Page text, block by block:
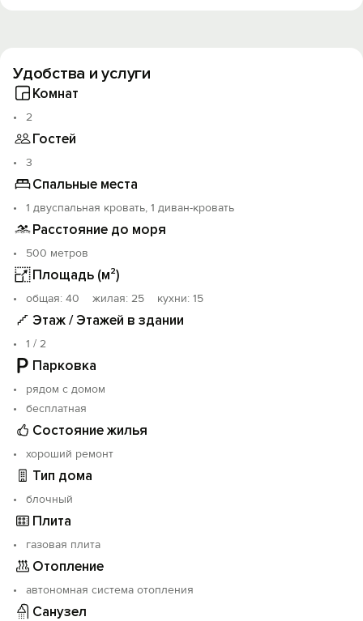
Принимаем с животными по согласованию. При
возврат, породу и вид.
Расчетное время заезда после 14:00 выезд до 11:00.
Удобства и услуги
Комнат
2
Гостей
3
Спальные места
1 двуспальная кровать, 1 диван-кровать
Расстояние до моря
500 метров
Площадь (м²)
oбщая: 40 жилая: 25 кухни: 15
Этаж / Этажей в здании
1 / 2
Парковка
рядом с домом
бесплатная
Состояние жилья
хороший ремонт
Тип дома
блочный
Плита
газовая плита
Отопление
автономная система отопления
Санузел